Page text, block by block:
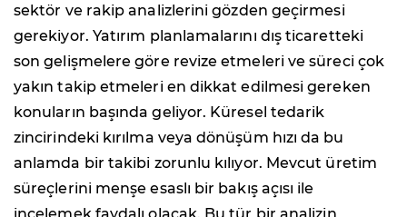
sektör ve rakip analizlerini gözden geçirmesi
gerekiyor. Yatırım planlamalarını dış ticaretteki
son gelişmelere göre revize etmeleri ve süreci çok
yakın takip etmeleri en dikkat edilmesi gereken
konuların başında geliyor. Küresel tedarik
zincirindeki kırılma veya dönüşüm hızı da bu
anlamda bir takibi zorunlu kılıyor. Mevcut üretim
süreçlerini menşe esaslı bir bakış açısı ile
incelemek faydalı olacak. Bu tür bir analizin